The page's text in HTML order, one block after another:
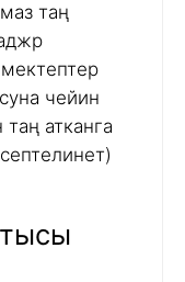
таң
чейин
атканга